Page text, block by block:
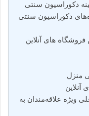
دکوراسیون سنتی
دکوراسیون سنتی
های آنلاین
منزل
ویژه علاقه‌مندان به